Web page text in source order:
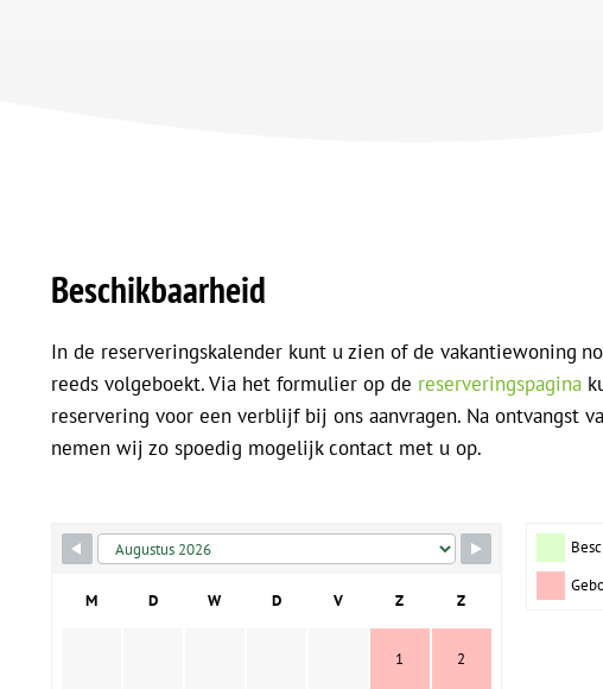
Beschikbaarheid
In de reserveringskalender kunt u zien of de vakantiewoning
reeds volgeboekt. Via het formulier op de reserveringspagina
reservering voor een verblijf bij ons aanvragen. Na ontvangst
nemen wij zo spoedig mogelijk contact met u op.
M D W D V Z Z
1 2